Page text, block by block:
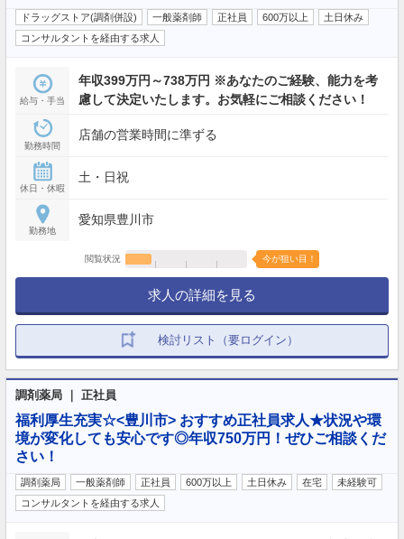
ドラッグストア(調剤併設) 一般薬剤師 正社員 600万以上
土日休み
コンサルタントを経由する求人
給与・手当
年収399万円～738万円 ※あなたのご経験、能力を考
慮して決定いたします。お気軽にご相談ください！
勤務時間
店舗の営業時間に準ずる
休日・休暇
土・日祝
勤務地
愛知県豊川市
閲覧状況 今が狙い目！
求人の詳細を見る
検討リスト（要ログイン）
調剤薬局 ｜ 正社員
福利厚生充実☆<豊川市> おすすめ正社員求人★状況や環
境が変化しても安心です◎年収750万円！ぜひご相談くだ
さい！
調剤薬局 一般薬剤師 正社員 600万以上 土日休み 在宅
未経験可
コンサルタントを経由する求人